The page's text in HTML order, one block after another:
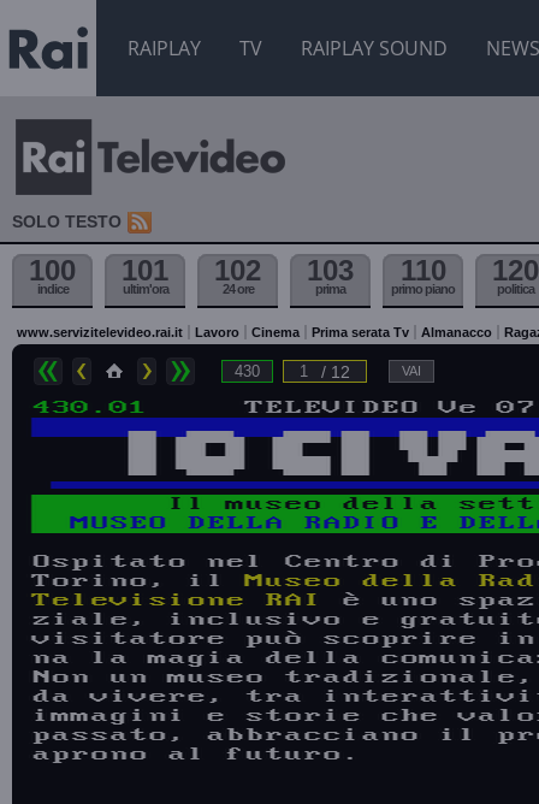
RAIPLAY TV RAIPLAY SOUND NEWS
SOLO TESTO
100
indice
101
ultim'ora
102
24 ore
103
prima
110
primo piano
120
politica
www.servizitelevideo.rai.it Lavoro Cinema Prima serata Tv Almanacco
/ 12